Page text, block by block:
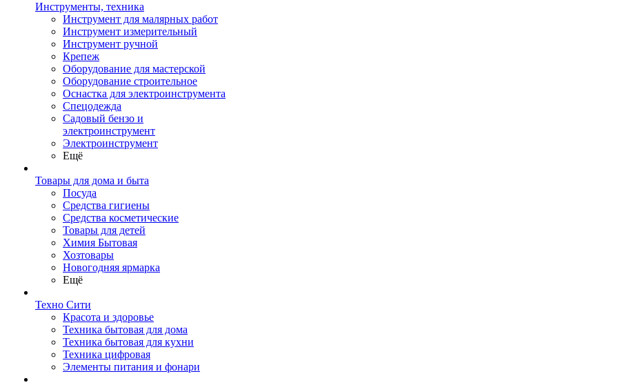
Инструменты, техника
Инструмент для малярных работ
Инструмент измерительный
Инструмент ручной
Крепеж
Оборудование для мастерской
Оборудование строительное
Оснастка для электроинструмента
Спецодежда
Садовый бензо и
электроинструмент
Электроинструмент
Ещё
Товары для дома и быта
Посуда
Средства гигиены
Средства косметические
Товары для детей
Химия Бытовая
Хозтовары
Новогодняя ярмарка
Ещё
Техно Сити
Красота и здоровье
Техника бытовая для дома
Техника бытовая для кухни
Техника цифровая
Элементы питания и фонари